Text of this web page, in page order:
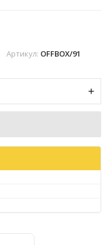
Артикул: OFFBOX/91